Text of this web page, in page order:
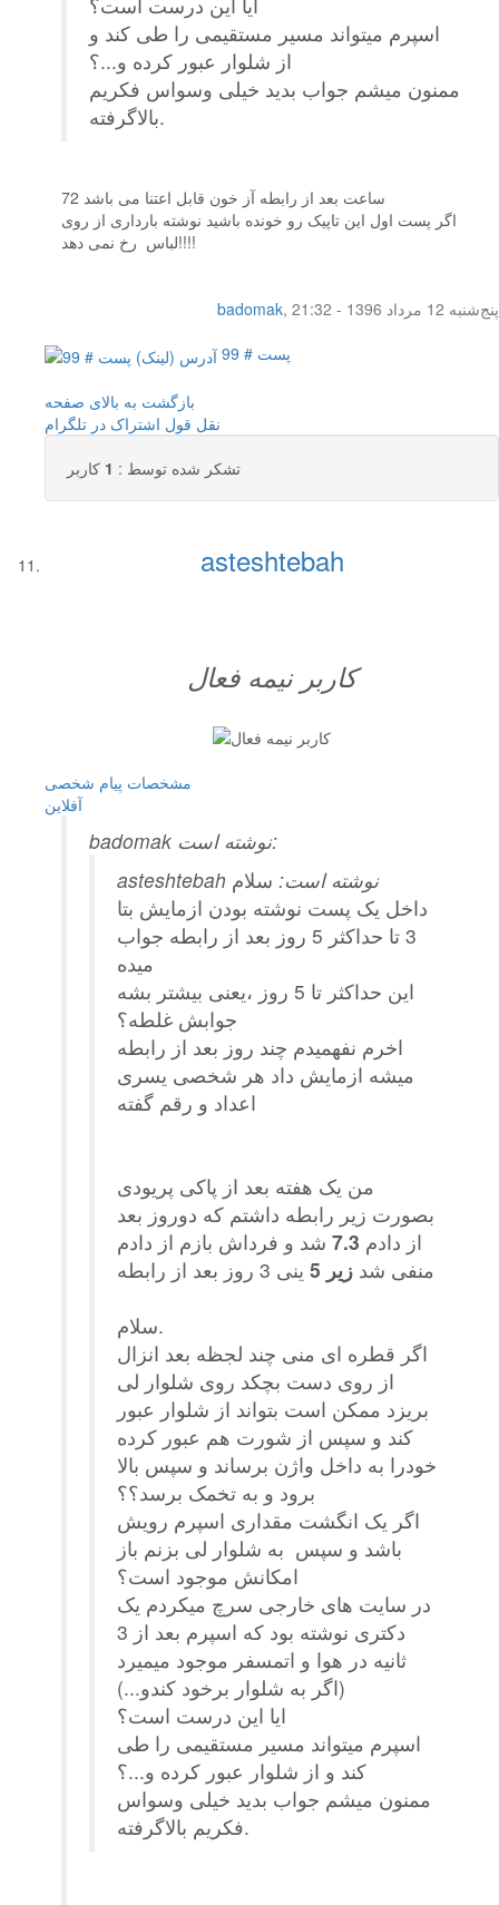
اسپرم میتواند مسیر مستقیمی را طی کند و
از شلوار عبور کرده و...؟
ممنون میشم جواب بدید خیلی وسواس فکریم
بالاگرفته.
72 ساعت بعد از رابطه آز خون قابل اعتنا می باشد
اگر پست اول این تاپیک رو خونده باشید نوشته بارداری از روی
لباس رخ نمی دهد!!!!
badomak,
پنج‌شنبه 12 مرداد 1396 - 21:32
پست # 99
بازگشت به بالای صفحه
نقل قول اشتراک در تلگرام
تشکر شده توسط : 1 کاربر
asteshtebah
کاربر نيمه فعال
مشخصات پیام شخصی
آفلاين
badomak نوشته است:
asteshtebah نوشته است: سلام
داخل یک پست نوشته بودن ازمایش بتا
3 تا حداکثر 5 روز بعد از رابطه جواب
میده
این حداکثر تا 5 روز ،یعنی بیشتر بشه
جوابش غلطه؟
اخرم نفهمیدم چند روز بعد از رابطه
میشه ازمایش داد هر شخصی یسری
اعداد و رقم گفته
من یک هفته بعد از پاکی پریودی
بصورت زیر رابطه داشتم که دوروز بعد
از دادم 7.3 شد و فرداش بازم از دادم
منفی شد زیر 5
ینی 3 روز بعد از رابطه
سلام.
اگر قطره ای منی چند لجظه بعد انزال
از روی دست بچکد روی شلوار لی
بریزد ممکن است بتواند از شلوار عبور
کند و سپس از شورت هم عبور کرده
خودرا به داخل واژن برساند و سپس بالا
برود و به تخمک برسد؟؟
اگر یک انگشت مقداری اسپرم رویش
باشد و سپس به شلوار لی بزنم باز
امکانش موجود است؟
در سایت های خارجی سرچ میکردم یک
دکتری نوشته بود که اسپرم بعد از 3
ثانیه در هوا و اتمسفر موجود میمیرد
(اگر به شلوار برخود کندو...)
ایا این درست است؟
اسپرم میتواند مسیر مستقیمی را طی
کند و از شلوار عبور کرده و...؟
ممنون میشم جواب بدید خیلی وسواس
فکریم بالاگرفته.